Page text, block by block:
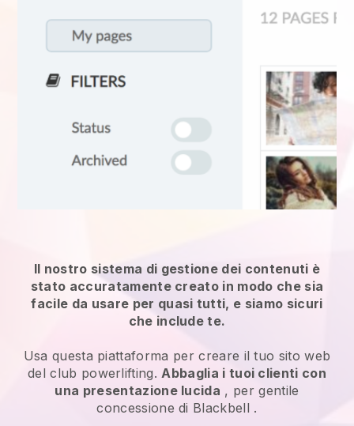
Il nostro sistema di gestione dei contenuti è
stato accuratamente creato in modo che sia
facile da usare per quasi tutti, e siamo sicuri
che include te.
Usa questa piattaforma per creare il tuo sito web
del club powerlifting. Abbaglia i tuoi clienti con
una presentazione lucida , per gentile
concessione di Blackbell .